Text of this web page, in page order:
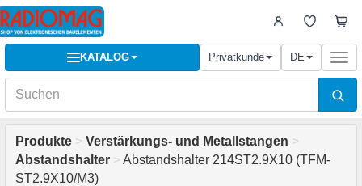
KATALOG Privatkunde DE
Produkte > Verstärkungs- und Metallstangen >
Abstandshalter > Abstandshalter 214ST2.9X10 (TFM-
ST2.9X10/M3)